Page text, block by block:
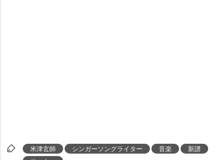
米津玄師 シンガーソングライター 音楽
新譜